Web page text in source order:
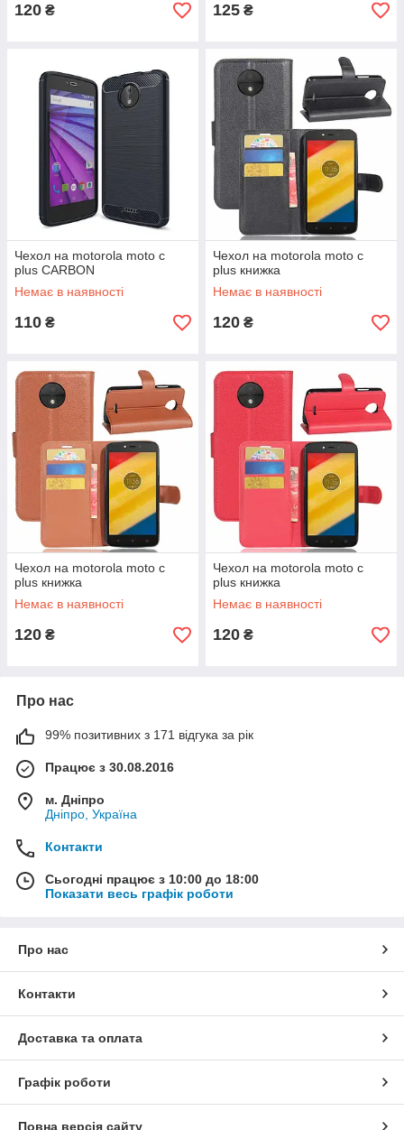
120 ₴ 125 ₴
Чехол на motorola moto c
plus CARBON
Немає в наявності
110 ₴
Чехол на motorola moto c
plus книжка
Немає в наявності
120 ₴
Чехол на motorola moto c
plus книжка
Немає в наявності
120 ₴
Чехол на motorola moto c
plus книжка
Немає в наявності
120 ₴
Про нас
99% позитивних з 171 відгука за рік
Працює з 30.08.2016
м. Дніпро
Дніпро, Україна
Контакти
Сьогодні працює з 10:00 до 18:00
Показати весь графік роботи
Про нас
Контакти
Доставка та оплата
Графік роботи
Повна версія сайту